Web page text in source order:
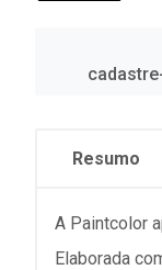
Resumo
A Paintcolor
Elaborada